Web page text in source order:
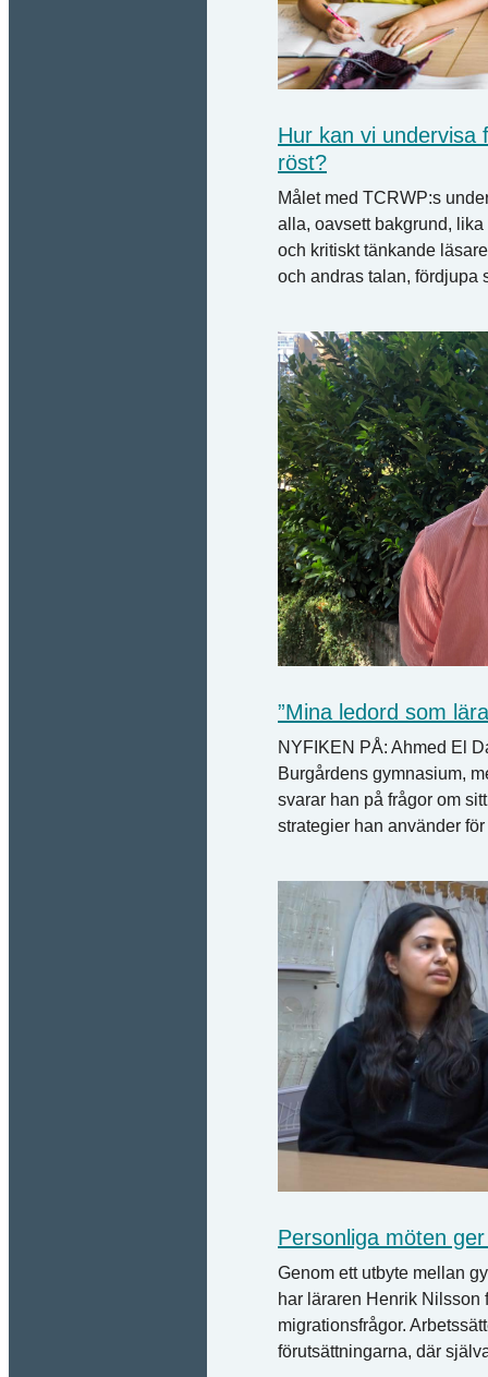
Hur kan vi undervisa
röst?
Målet med TCRWP:s
alla, oavsett bakgrund,
och kritiskt tänkande
och andras talan,
”Mina ledord som
NYFIKEN PÅ: Ahmed El
Burgårdens gymnasium,
svarar han på frågor om
strategier han använder
Personliga möten
Genom ett utbyte mellan
har läraren Henrik
migrationsfrågor.
förutsättningarna, där